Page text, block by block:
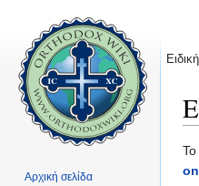
Αρχική σελίδα